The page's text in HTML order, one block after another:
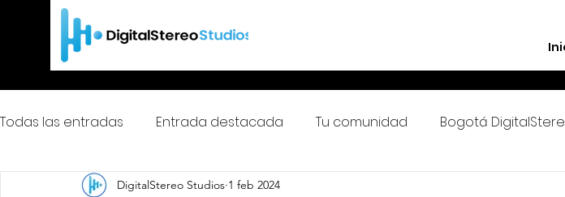
Todas las entradas Entrada destacada Tu comunidad Bogotá
ColombiaDigitalStereoFm
DigitalStereo Studios 1 feb 2024